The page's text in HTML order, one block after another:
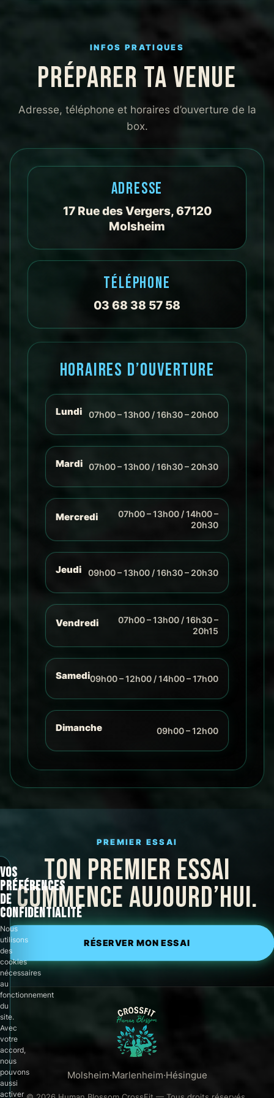
INFOS PRATIQUES
PRÉPARER TA VENUE
Adresse, téléphone et horaires d’ouverture de la
box.
ADRESSE
17 Rue des Vergers, 67120
Molsheim
TÉLÉPHONE
03 68 38 57 58
HORAIRES D’OUVERTURE
Lundi 07h00 – 13h00 / 16h30 – 20h00
Mardi 07h00 – 13h00 / 16h30 – 20h30
Mercredi
07h00 – 13h00 / 14h00 –
20h30
Jeudi 09h00 – 13h00 / 16h30 – 20h30
Vendredi
07h00 – 13h00 / 16h30 –
20h15
Samedi09h00 – 12h00 / 14h00 – 17h00
Dimanche 09h00 – 12h00
PREMIER ESSAI
TON PREMIER ESSAI
COMMENCE AUJOURD’HUI.
RÉSERVER MON ESSAI
Molsheim·Marlenheim·Hésingue
VOS
PRÉFÉRENCES
DE
CONFIDENTIALITÉ
Nous
utilisons
des
cookies
nécessaires
au
fonctionnement
du
site.
Avec
votre
accord,
nous
pouvons
aussi
activer